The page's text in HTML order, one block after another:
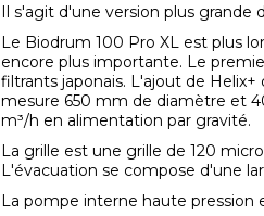
Il s'agit d'une version plus grande
Le Biodrum 100 Pro XL est plus
encore plus importante. Le
filtrants japonais. L'ajout de
mesure 650 mm de diamètre et
m³/h en alimentation par gravité.
La grille est une grille de 120
L'évacuation se compose d'une
La pompe interne haute pression